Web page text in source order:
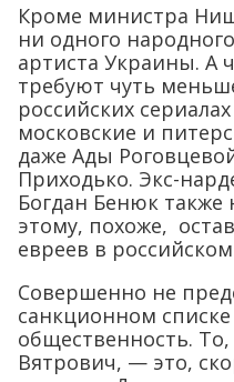
Кроме министра
ни одного
артиста Украины. А
требуют чуть
российских
московские и
даже Ады
Приходько. Экс-
Богдан Бенюк также
этому, похоже,
евреев в
Совершенно не
санкционном
общественность.
Вятрович, — это,